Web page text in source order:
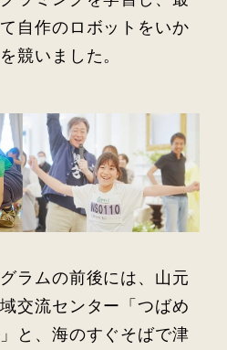
自作のロボットをいか
競いました。
ラムの前後には、山元
交流センター「つばめ
と、海のすぐそばで津